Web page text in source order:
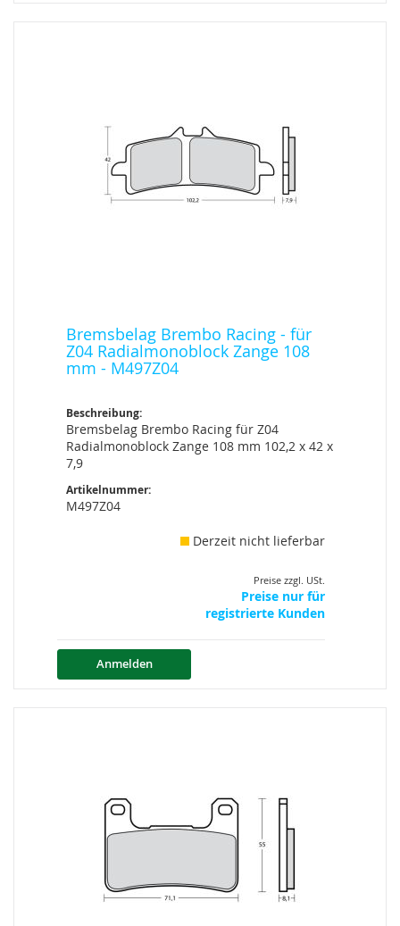
Bremsbelag Brembo Racing - für
Z04 Radialmonoblock Zange 108
mm - M497Z04
Beschreibung:
Bremsbelag Brembo Racing für Z04
Radialmonoblock Zange 108 mm 102,2 x 42 x
7,9
Artikelnummer:
M497Z04
Derzeit nicht lieferbar
Preise zzgl. USt.
Preise nur für
registrierte Kunden
Anmelden